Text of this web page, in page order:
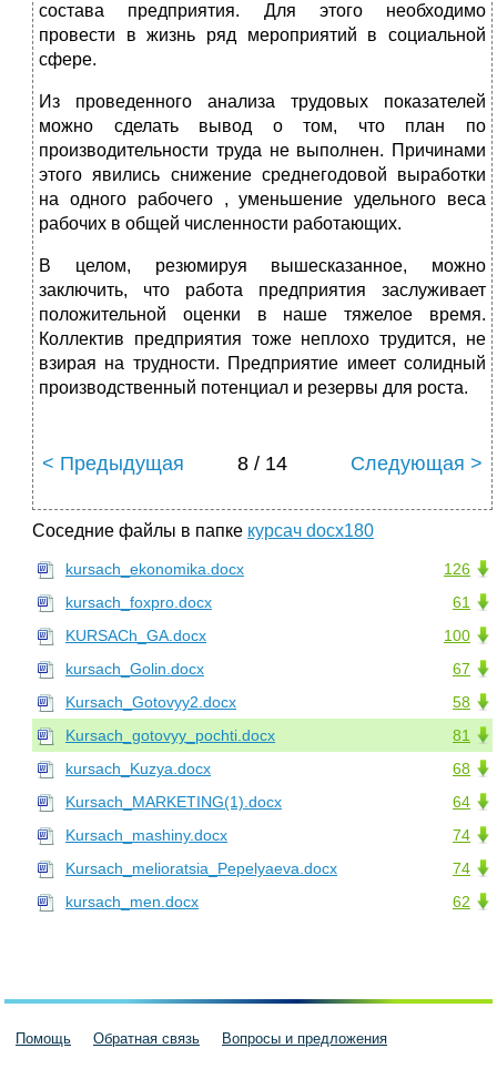
состава предприятия. Для этого необходимо
провести в жизнь ряд мероприятий в социальной
сфере.
Из проведенного анализа трудовых показателей
можно сделать вывод о том, что план по
производительности труда не выполнен. Причинами
этого явились снижение среднегодовой выработки
на одного рабочего , уменьшение удельного веса
рабочих в общей численности работающих.
В целом, резюмируя вышесказанное, можно
заключить, что работа предприятия заслуживает
положительной оценки в наше тяжелое время.
Коллектив предприятия тоже неплохо трудится, не
взирая на трудности. Предприятие имеет солидный
производственный потенциал и резервы для роста.
< Предыдущая 8 / 14 Следующая >
Соседние файлы в папке курсач docx180
126
kursach_ekonomika.docx
61
kursach_foxpro.docx
100
KURSACh_GA.docx
67
kursach_Golin.docx
58
Kursach_Gotovyy2.docx
81
Kursach_gotovyy_pochti.docx
68
kursach_Kuzya.docx
64
Kursach_MARKETING(1).docx
74
Kursach_mashiny.docx
74
Kursach_melioratsia_Pepelyaeva.docx
62
kursach_men.docx
Помощь Обратная связь Вопросы и предложения